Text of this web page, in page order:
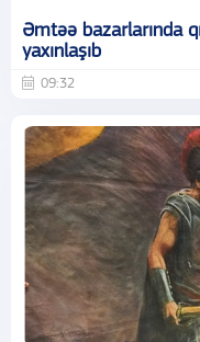
Əmtəə bazarlarında
yaxınlaşıb
09:32